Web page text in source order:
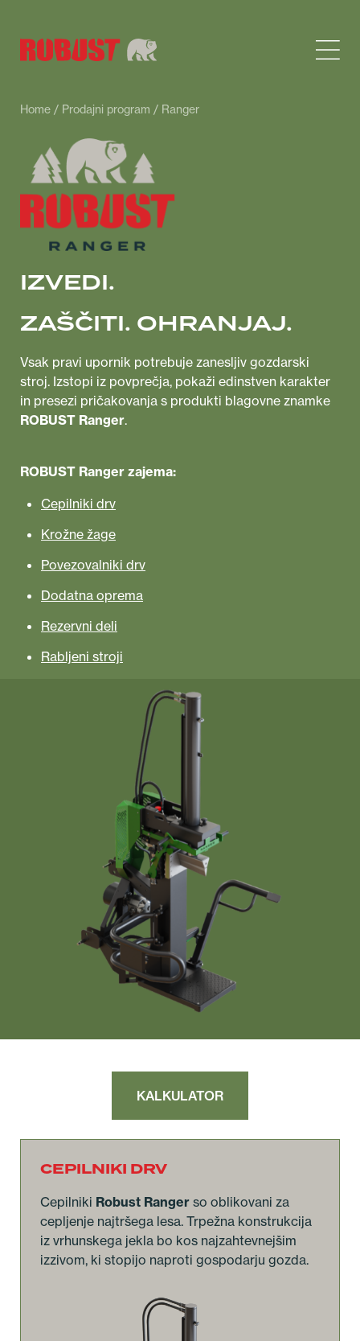
Home / Prodajni program / Ranger
IZVEDI.
ZAŠČITI. OHRANJAJ.
Vsak pravi upornik potrebuje zanesljiv gozdarski
stroj. Izstopi iz povprečja, pokaži edinstven karakter
in presezi pričakovanja s produkti blagovne znamke
ROBUST Ranger.
ROBUST Ranger zajema:
Cepilniki drv
Krožne žage
Povezovalniki drv
Dodatna oprema
Rezervni deli
Rabljeni stroji
KALKULATOR
CEPILNIKI DRV
Cepilniki Robust Ranger so oblikovani za
cepljenje najtršega lesa. Trpežna konstrukcija
iz vrhunskega jekla bo kos najzahtevnejšim
izzivom, ki stopijo naproti gospodarju gozda.